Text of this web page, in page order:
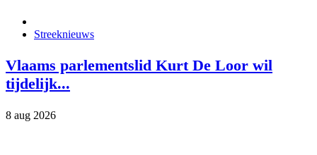
Streeknieuws
Vlaams parlementslid Kurt De Loor wil
tijdelijk...
8 aug 2026